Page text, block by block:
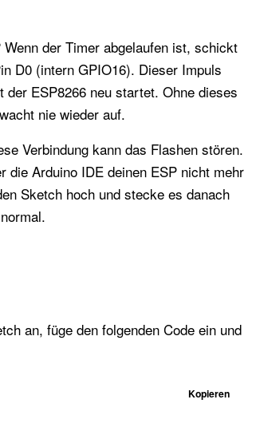
der Timer abgelaufen ist, schickt
D0 (intern GPIO16). Dieser Impuls
ESP8266 neu startet. Ohne dieses
nie wieder auf.
Verbindung kann das Flashen stören.
die Arduino IDE deinen ESP nicht mehr
Sketch hoch und stecke es danach
an, füge den folgenden Code ein und
Kopieren